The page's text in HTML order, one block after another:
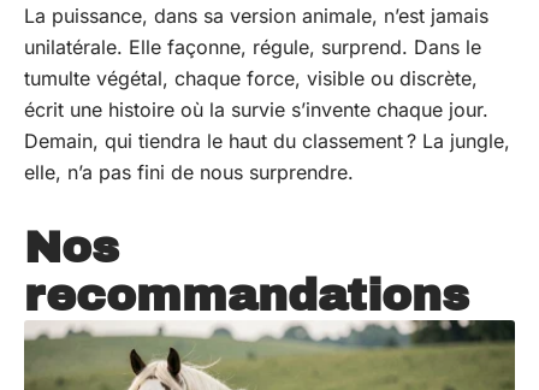
La puissance, dans sa version animale, n’est jamais
unilatérale. Elle façonne, régule, surprend. Dans le
tumulte végétal, chaque force, visible ou discrète,
écrit une histoire où la survie s’invente chaque jour.
Demain, qui tiendra le haut du classement ? La jungle,
elle, n’a pas fini de nous surprendre.
Nos
recommandations